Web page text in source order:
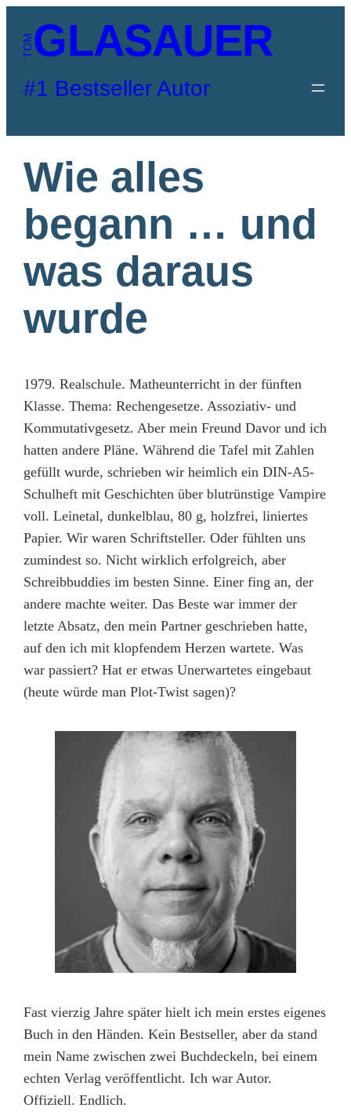
Inhalt
springen
TOMGLASAUER
#1 Bestseller Autor
Wie alles
begann … und
was daraus
wurde
1979. Realschule. Matheunterricht in der fünften
Klasse. Thema: Rechengesetze. Assoziativ- und
Kommutativgesetz. Aber mein Freund Davor und ich
hatten andere Pläne. Während die Tafel mit Zahlen
gefüllt wurde, schrieben wir heimlich ein DIN-A5-
Schulheft mit Geschichten über blutrünstige Vampire
voll. Leinetal, dunkelblau, 80 g, holzfrei, liniertes
Papier. Wir waren Schriftsteller. Oder fühlten uns
zumindest so. Nicht wirklich erfolgreich, aber
Schreibbuddies im besten Sinne. Einer fing an, der
andere machte weiter. Das Beste war immer der
letzte Absatz, den mein Partner geschrieben hatte,
auf den ich mit klopfendem Herzen wartete. Was
war passiert? Hat er etwas Unerwartetes eingebaut
(heute würde man Plot-Twist sagen)?
Fast vierzig Jahre später hielt ich mein erstes eigenes
Buch in den Händen. Kein Bestseller, aber da stand
mein Name zwischen zwei Buchdeckeln, bei einem
echten Verlag veröffentlicht. Ich war Autor.
Offiziell. Endlich.